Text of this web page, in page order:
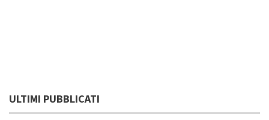
ULTIMI PUBBLICATI